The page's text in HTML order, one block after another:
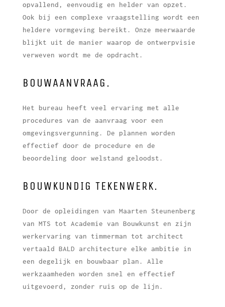
opvallend, eenvoudig en helder van opzet.
Ook bij een complexe vraagstelling wordt een
heldere vormgeving bereikt. Onze meerwaarde
blijkt uit de manier waarop de ontwerpvisie
verweven wordt me de opdracht.
BOUWAANVRAAG.
Het bureau heeft veel ervaring met alle
procedures van de aanvraag voor een
omgevingsvergunning. De plannen worden
effectief door de procedure en de
beoordeling door welstand geloodst.
BOUWKUNDIG TEKENWERK.
Door de opleidingen van Maarten Steunenberg
van MTS tot Academie van Bouwkunst en zijn
werkervaring van timmerman tot architect
vertaald BALD architecture elke ambitie in
een degelijk en bouwbaar plan. Alle
werkzaamheden worden snel en effectief
uitgevoerd, zonder ruis op de lijn.